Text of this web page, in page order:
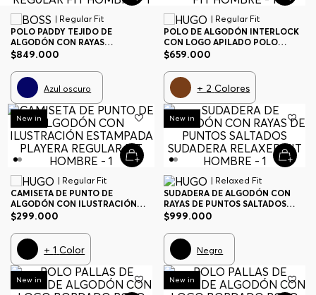
| Regular Fit
POLO PADDY TEJIDO DE
ALGODÓN CON RAYAS
HORIZONTALES POLO REGULAR
$849.000
Azul oscuro
| Regular Fit
POLO DE ALGODÓN INTERLOCK
CON LOGO APILADO POLO
REGULAR FIT HOMBRE
$659.000
+ 2 Colores
New in
| Regular Fit
CAMISETA DE PUNTO DE
ALGODÓN CON ILUSTRACIÓN
ESTAMPADA PLAYERA REGULAR
$299.000
+1 Color
New in
| Relaxed Fit
SUDADERA DE ALGODÓN CON
RAYAS DE PUNTOS SALTADOS
SUDADERA RELAXED FIT HOMBRE
$999.000
Negro
New in New in